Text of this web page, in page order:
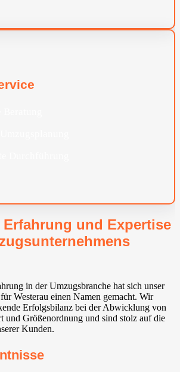
und Expertise
in der Umzugsbranche hat sich unser
Westerau einen Namen gemacht. Wir
Erfolgsbilanz bei der Abwicklung von
und Größenordnung und sind stolz auf die
Kunden.